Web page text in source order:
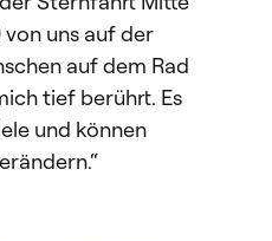
von uns auf der
auf dem Rad
tief berührt. Es
und können